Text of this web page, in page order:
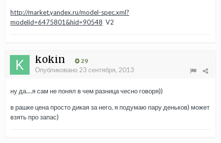
http://market.yandex.ru/model-spec.xml?
modelid=6475801&hid=90548 V2
kokin 29
Опубликовано 23 сентября, 2013
ну да....я сам не понял в чем разница чесно говоря))
в рашке цена просто дикая за него, я подумаю пару деньков) может
взять про запас)